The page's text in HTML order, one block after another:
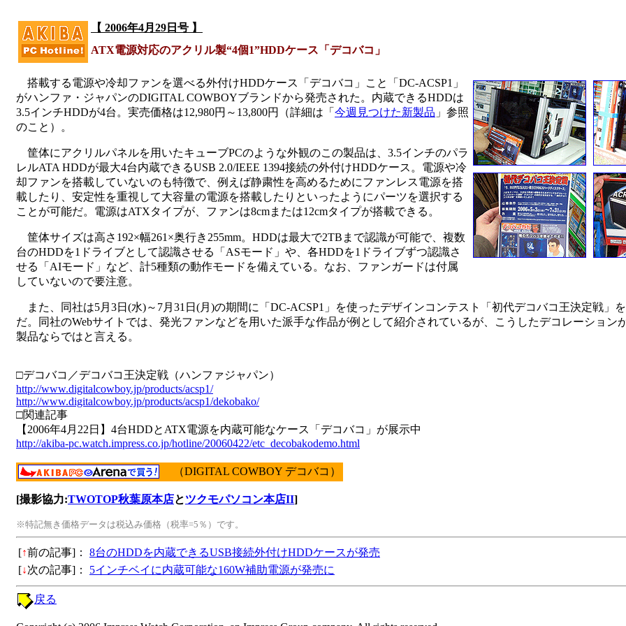
【 2006年4月29日号 】
ATX電源対応のアクリル製“4個1”HDDケース「デコバコ」
搭載する電源や冷却ファンを選べる外付けHDDケース「デコバコ」こと「DC-ACSP1」
がハンファ・ジャパンのDIGITAL COWBOYブランドから発売された。内蔵できるHDDは
3.5インチHDDが4台。実売価格は12,980円～13,800円（詳細は「 今週見つけた新製品 」参照
のこと）。
筐体にアクリルパネルを用いたキューブPCのような外観のこの製品は、3.5インチのパラ
レルATA HDDが最大4台内蔵できるUSB 2.0/IEEE 1394接続の外付けHDDケース。電源や冷
却ファンを搭載していないのも特徴で、例えば静粛性を高めるためにファンレス電源を搭
載したり、安定性を重視して大容量の電源を搭載したりといったようにパーツを選択する
ことが可能だ。電源はATXタイプが、ファンは8cmまたは12cmタイプが搭載できる。
筐体サイズは高さ192×幅261×奥行き255mm。HDDは最大で2TBまで認識が可能で、複数
台のHDDを1ドライブとして認識させる「ASモード」や、各HDDを1ドライブずつ認識さ
せる「AIモード」など、計5種類の動作モードを備えている。なお、ファンガードは付属
していないので要注意。
また、同社は5月3日(水)～7月31日(月)の期間に「DC-ACSP1」を使ったデザインコンテスト「初代デコバコ王決定戦」
だ。同社のWebサイトでは、発光ファンなどを用いた派手な作品が例として紹介されているが、こうしたデコレーション
製品ならではと言える。
□デコバコ／デコバコ王決定戦（ハンファジャパン）
http://www.digitalcowboy.jp/products/acsp1/
http://www.digitalcowboy.jp/products/acsp1/dekobako/
□関連記事
【2006年4月22日】4台HDDとATX電源を内蔵可能なケース「デコバコ」が展示中
http://akiba-pc.watch.impress.co.jp/hotline/20060422/etc_decobakodemo.html
（DIGITAL COWBOY デコバコ）
[撮影協力:TWOTOP秋葉原本店とツクモパソコン本店II]
※特記無き価格データは税込み価格（税率=5％）です。
[↑前の記事]：
8台のHDDを内蔵できるUSB接続外付けHDDケースが発売
[↓次の記事]： 5インチベイに内蔵可能な160W補助電源が発売に
戻る